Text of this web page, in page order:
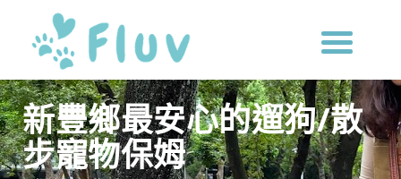
新豐鄉最安心的遛狗/散
步寵物保姆